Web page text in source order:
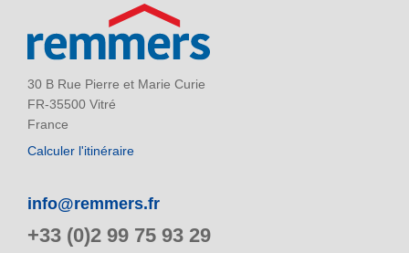
30 B Rue Pierre et Marie Curie
FR-35500 Vitré
France
Calculer l'itinéraire
info@remmers.fr
+33 (0)2 99 75 93 29